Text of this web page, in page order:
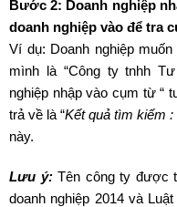
Bước 2: Doanh nghiệp
doanh nghiệp vào để tra
Ví dụ: Doanh nghiệp
mình là “Công ty tnhh
nghiệp nhập vào cụm từ “
trả về là “Kết quả tìm kiếm :
này.
Lưu ý:Tên công ty được
doanh nghiệp 2014 và